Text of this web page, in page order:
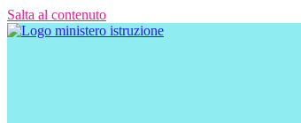
Salta al contenuto